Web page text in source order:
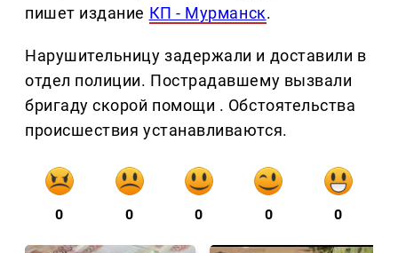
пишет издание КП - Мурманск.
Нарушительницу задержали и доставили в
отдел полиции. Пострадавшему вызвали
бригаду скорой помощи . Обстоятельства
происшествия устанавливаются.
0 0 0 0 0